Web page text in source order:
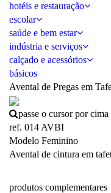
hotéis e restauração
escolar
saúde e bem estar
indústria e serviços
calçado e acessórios
básicos
Avental de Pregas em
passe o cursor por
ref. 014 AVBI
Modelo Feminino
Avental de cintura em
produtos complementares